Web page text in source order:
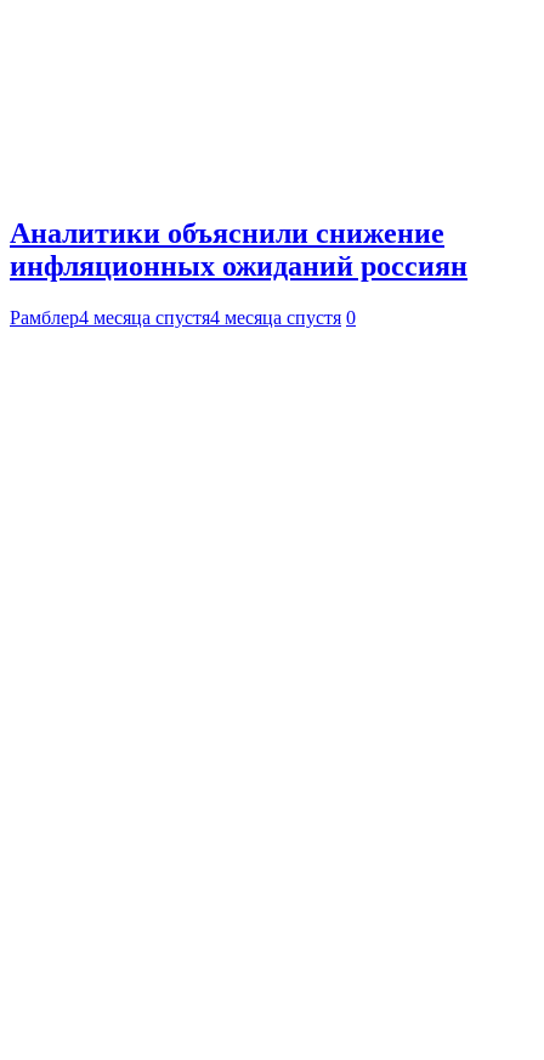
Аналитики объяснили снижение
инфляционных ожиданий россиян
Рамблер4 месяца спустя4 месяца спустя 0